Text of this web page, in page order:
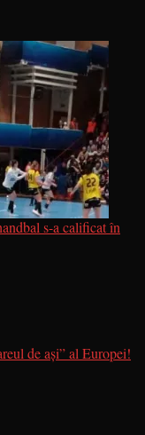
s-a calificat în
de aşi” al Europei!